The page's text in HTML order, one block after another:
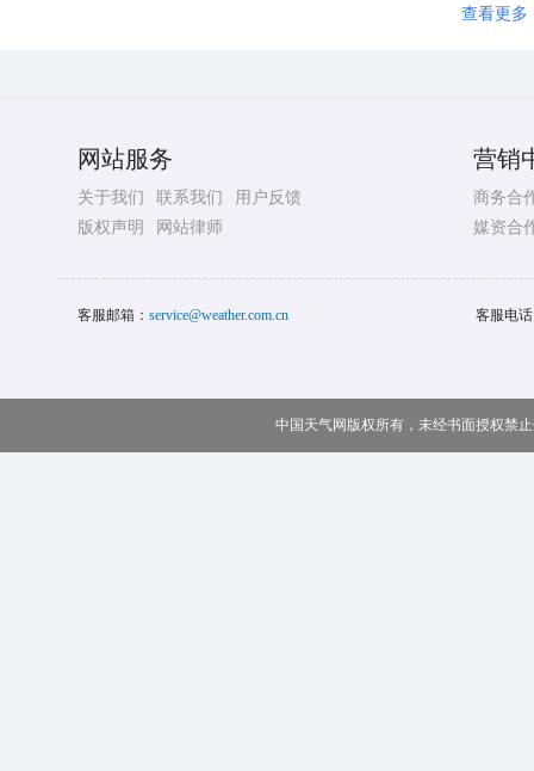
查看更多
网站服务
关于我们 联系我们
用户反馈
版权声明
网站律师
营销
商务合
媒资合
客服邮箱： service@weather.com.cn 客服电
中国天气网版权所有，未经书面授权